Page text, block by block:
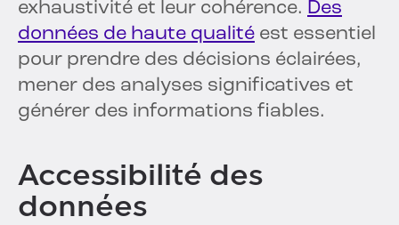
exhaustivité et leur cohérence. Des
données de haute qualité est essentiel
pour prendre des décisions éclairées,
mener des analyses significatives et
générer des informations fiables.
Accessibilité des
données